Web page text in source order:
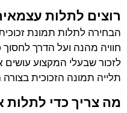
רוצים לתלות
הבחירה לתלות תמונת
חוויה מהנה ועל הדרך
לזכור שבעלי המקצוע
תלייה תמונה הזכוכית
מה צריך כדי